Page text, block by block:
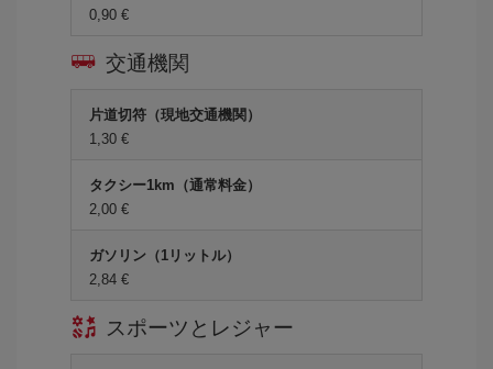
0,90 €
交通機関
片道切符（現地交通機関）
1,30 €
タクシー1km（通常料金）
2,00 €
ガソリン（1リットル）
2,84 €
スポーツとレジャー